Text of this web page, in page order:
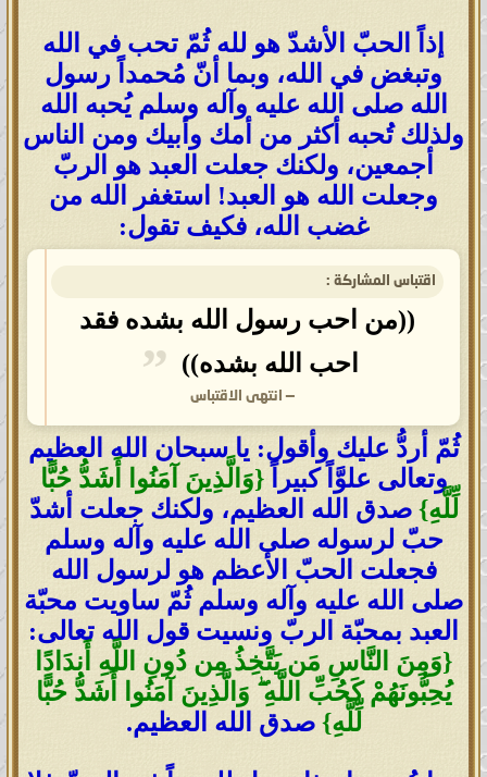
إذاً الحبّ الأشدّ هو لله ثُمّ تحب في الله
وتبغض في الله، وبما أنّ مُحمداً رسول
الله صلى الله عليه وآله وسلم يُحبه الله
ولذلك تُحبه أكثر من أمك وأبيك ومن الناس
أجمعين، ولكنك جعلت العبد هو الربّ
وجعلت الله هو العبد! استغفر الله من
غضب الله، فكيف تقول:
اقتباس المشاركة :
((من احب رسول الله بشده فقد
احب الله بشده))
— انتهى الاقتباس
ثُمّ أردُّ عليك وأقول: يا سبحان الله العظيم
وتعالى علوَّاً كبيراً{وَالَّذِينَ آمَنُوا أَشَدُّ حُبًّا
لِّلَّهِ} صدق الله العظيم، ولكنك جعلت أشدّ
حبّ لرسوله صلى الله عليه وآله وسلم
فجعلت الحبّ الأعظم هو لرسول الله
صلى الله عليه وآله وسلم ثُمّ ساويت محبّة
العبد بمحبّة الربّ ونسيت قول الله تعالى:
{وَمِنَ النَّاسِ مَن يَتَّخِذُ مِن دُونِ اللَّهِ أَندَادًا
يُحِبُّونَهُمْ كَحُبِّ اللَّهِ ۖ وَالَّذِينَ آمَنُوا أَشَدُّ حُبًّا
لِّلَّهِ} صدق الله العظيم.